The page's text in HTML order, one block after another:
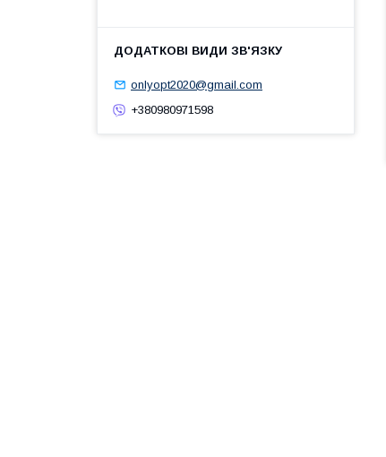
onlyopt2020@gmail.com
+380980971598